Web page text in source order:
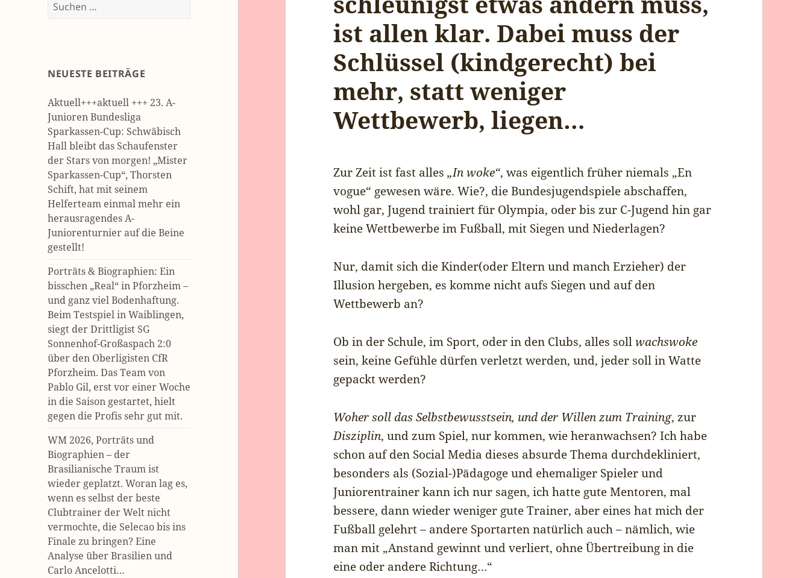
nach:
NEUESTE BEITRÄGE
Aktuell+++aktuell +++ 23. A-
Junioren Bundesliga
Sparkassen-Cup: Schwäbisch
Hall bleibt das Schaufenster
der Stars von morgen! „Mister
Sparkassen-Cup“, Thorsten
Schift, hat mit seinem
Helferteam einmal mehr ein
herausragendes A-
Juniorenturnier auf die Beine
gestellt!
Porträts & Biographien: Ein
bisschen „Real“ in Pforzheim –
und ganz viel Bodenhaftung.
Beim Testspiel in Waiblingen,
siegt der Drittligist SG
Sonnenhof-Großaspach 2:0
über den Oberligisten CfR
Pforzheim. Das Team von
Pablo Gil, erst vor einer Woche
in die Saison gestartet, hielt
gegen die Profis sehr gut mit.
WM 2026, Porträts und
Biographien – der
Brasilianische Traum ist
wieder geplatzt. Woran lag es,
wenn es selbst der beste
Clubtrainer der Welt nicht
vermochte, die Selecao bis ins
Finale zu bringen? Eine
Analyse über Brasilien und
Carlo Ancelotti…
ist allen klar. Dabei muss der
Schlüssel (kindgerecht) bei
mehr, statt weniger
Wettbewerb, liegen…
Zur Zeit ist fast alles„In woke“, was eigentlich früher niemals „En
vogue“ gewesen wäre. Wie?, die Bundesjugendspiele abschaffen,
wohl gar, Jugend trainiert für Olympia, oder bis zur C-Jugend hin gar
keine Wettbewerbe im Fußball, mit Siegen und Niederlagen?
Nur, damit sich die Kinder(oder Eltern und manch Erzieher) der
Illusion hergeben, es komme nicht aufs Siegen und auf den
Wettbewerb an?
Ob in der Schule, im Sport, oder in den Clubs, alles sollwachswoke
sein, keine Gefühle dürfen verletzt werden, und, jeder soll in Watte
gepackt werden?
Woher soll das Selbstbewusstsein, und der Willen zum Training, zur
Disziplin, und zum Spiel, nur kommen, wie heranwachsen? Ich habe
schon auf den Social Media dieses absurde Thema durchdekliniert,
besonders als (Sozial-)Pädagoge und ehemaliger Spieler und
Juniorentrainer kann ich nur sagen, ich hatte gute Mentoren, mal
bessere, dann wieder weniger gute Trainer, aber eines hat mich der
Fußball gelehrt – andere Sportarten natürlich auch – nämlich, wie
man mit „Anstand gewinnt und verliert, ohne Übertreibung in die
eine oder andere Richtung…“